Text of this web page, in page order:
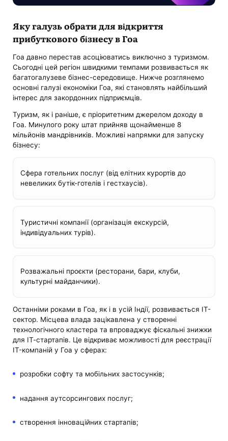
Яку галузь обрати для відкриття
прибуткового бізнесу в Гоа
Гоа давно перестав асоціюватись виключно з туризмом.
Сьогодні цей регіон швидкими темпами розвивається як
багатогалузеве бізнес-середовище. Нижче розглянемо
основні галузі економіки Гоа, які становлять найбільший
інтерес для закордонних підприємців.
Туризм, як і раніше, є пріоритетним джерелом доходу в
Гоа. Минулого року штат прийняв щонайменше 8
мільйонів мандрівників. Можливі напрямки для запуску
бізнесу:
Сфера готельних послуг (від елітних курортів до
невеликих бутік-готелів і гестхаусів).
Туристичні компанії (організація екскурсій,
індивідуальних турів).
Розважальні проєкти (ресторани, бари, клуби,
культурні майданчики).
Останніми роками в Гоа, як і в усій Індії, розвивається ІТ-
сектор. Місцева влада зацікавлена ​​у створенні
технологічного кластера та впроваджує фіскальні знижки
для ІТ-стартапів. Це відкриває можливості для реєстрації
IT-компаній у Гоа у сферах:
розробки софту та мобільних застосунків;
надання аутсорсингових послуг;
створення інноваційних стартапів;